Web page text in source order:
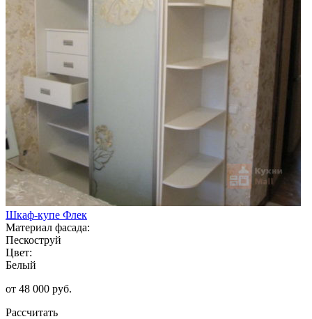
Шкаф-купе Флек
Материал фасада:
Пескоструй
Цвет:
Белый
от 48 000 руб.
Рассчитать